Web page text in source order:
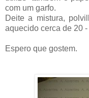
com um garfo.
Deite a mistura,
aquecido cerca de 20
Espero que gostem.